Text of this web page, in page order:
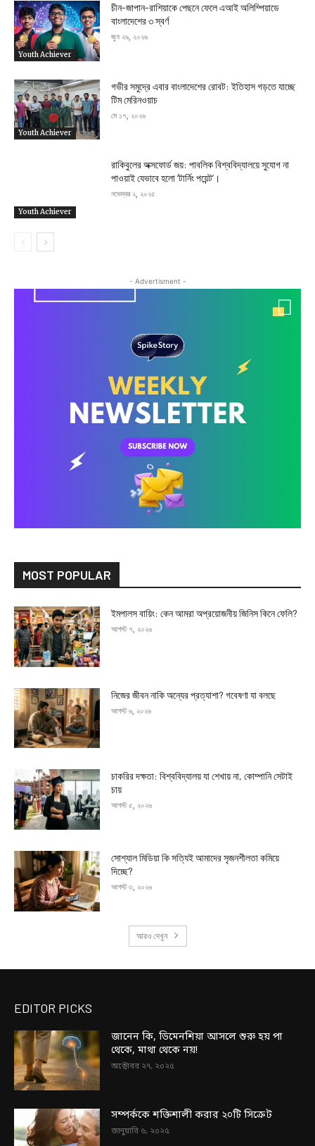
Youth Achiever
চীন-জাপান-রাশিয়াকে পেছনে ফেলে এআই অলিম্পিয়াডে
বাংলাদেশের ৩ স্বর্ণ
জুন ২৯, ২০২৬
Youth Achiever
গভীর সমুদ্রে এবার বাংলাদেশের রোবট: ইতিহাস গড়তে যাচ্ছে
টিম মেরিনওয়াচ
মে ১৭, ২০২৬
Youth Achiever
রাকিবুলের অক্সফোর্ড জয়: পাবলিক বিশ্ববিদ্যালয়ে সুযোগ না
পাওয়াই যেভাবে হলো ‘টার্নিং পয়েন্ট’।
নভেম্বর ২, ২০২৫
- Advertisment -
MOST POPULAR
ইমপালস বায়িং: কেন আমরা অপ্রয়োজনীয় জিনিস কিনে ফেলি?
আগস্ট ৭, ২০২৬
নিজের জীবন নাকি অন্যের প্রত্যাশা? গবেষণা যা বলছে
আগস্ট ৬, ২০২৬
চাকরির দক্ষতা: বিশ্ববিদ্যালয় যা শেখায় না, কোম্পানি সেটাই
চায়
আগস্ট ৫, ২০২৬
সোশ্যাল মিডিয়া কি সত্যিই আমাদের সৃজনশীলতা কমিয়ে
দিচ্ছে?
আগস্ট ৩, ২০২৬
আরও দেখুন
EDITOR PICKS
জানেন কি, ডিমেনশিয়া আসলে শুরু হয় পা
থেকে, মাথা থেকে নয়!
অক্টোবর ২৭, ২০২৫
সম্পর্ককে শক্তিশালী করার ২০টি সিক্রেট
জানুয়ারি ৬, ২০২৫